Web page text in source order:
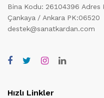
Bina Kodu: 26104396 Adres
Çankaya / Ankara PK:06520
destek@sanatkardan.com
Hızlı Linkler